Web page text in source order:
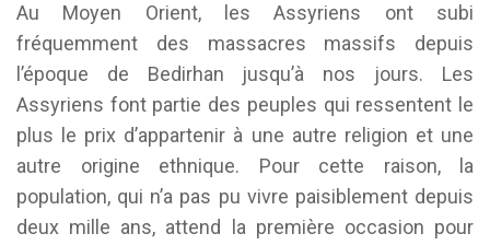
Au Moyen Orient, les Assyriens ont subi
fréquemment des massacres massifs depuis
l’époque de Bedirhan jusqu’à nos jours. Les
Assyriens font partie des peuples qui ressentent le
plus le prix d’appartenir à une autre religion et une
autre origine ethnique. Pour cette raison, la
population, qui n’a pas pu vivre paisiblement depuis
deux mille ans, attend la première occasion pour